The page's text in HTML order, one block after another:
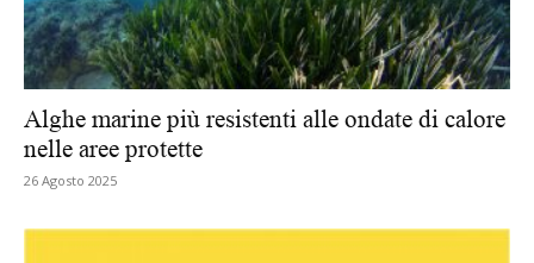
Alghe marine più resistenti alle ondate di calore
nelle aree protette
26 Agosto 2025